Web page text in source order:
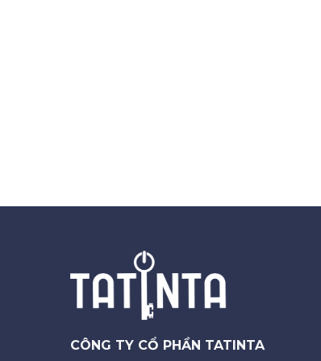
CÔNG TY CỔ PHẦN TATINTA